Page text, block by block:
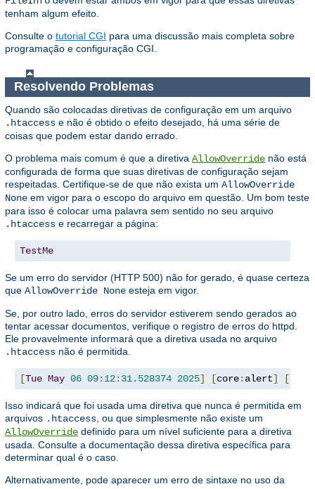
tenham algum efeito.
Consulte o tutorial CGI para uma discussão mais completa sobre
programação e configuração CGI.
Resolvendo Problemas
Quando são colocadas diretivas de configuração em um arquivo
.htaccess e não é obtido o efeito desejado, há uma série de
coisas que podem estar dando errado.
O problema mais comum é que a diretiva AllowOverride não está
configurada de forma que suas diretivas de configuração sejam
respeitadas. Certifique-se de que não exista um AllowOverride
None em vigor para o escopo do arquivo em questão. Um bom teste
para isso é colocar uma palavra sem sentido no seu arquivo
.htaccess e recarregar a página:
TestMe
Se um erro do servidor (HTTP 500) não for gerado, é quase certeza
que AllowOverride None esteja em vigor.
Se, por outro lado, erros do servidor estiverem sendo gerados ao
tentar acessar documentos, verifique o registro de erros do httpd.
Ele provavelmente informará que a diretiva usada no arquivo
.htaccess não é permitida.
[Tue May 06 09: 12: 31.528374 2025] [core: alert] [
Isso indicará que foi usada uma diretiva que nunca é permitida em
arquivos .htaccess , ou que simplesmente não existe um
AllowOverride definido para um nível suficiente para a diretiva
usada. Consulte a documentação dessa diretiva específica para
determinar qual é o caso.
Alternativamente, pode aparecer um erro de sintaxe no uso da